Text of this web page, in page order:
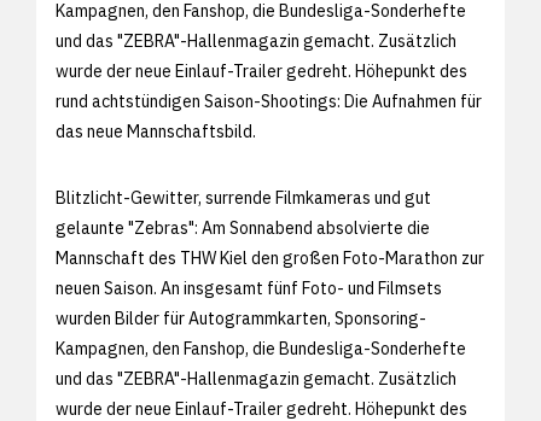
Kampagnen, den Fanshop, die Bundesliga-Sonderhefte
und das "ZEBRA"-Hallenmagazin gemacht. Zusätzlich
wurde der neue Einlauf-Trailer gedreht. Höhepunkt des
rund achtstündigen Saison-Shootings: Die Aufnahmen für
das neue Mannschaftsbild.
Blitzlicht-Gewitter, surrende Filmkameras und gut
gelaunte "Zebras": Am Sonnabend absolvierte die
Mannschaft des THW Kiel den großen Foto-Marathon zur
neuen Saison. An insgesamt fünf Foto- und Filmsets
wurden Bilder für Autogrammkarten, Sponsoring-
Kampagnen, den Fanshop, die Bundesliga-Sonderhefte
und das "ZEBRA"-Hallenmagazin gemacht. Zusätzlich
wurde der neue Einlauf-Trailer gedreht. Höhepunkt des